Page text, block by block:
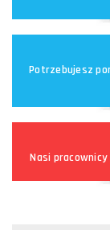
Potrzebujesz
Nasi